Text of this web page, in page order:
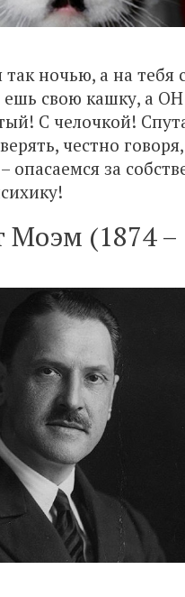
ночью, а на тебя
ешь свою кашку, а ОН
С челочкой!
честно
опасаемся за
Моэм (1874 –